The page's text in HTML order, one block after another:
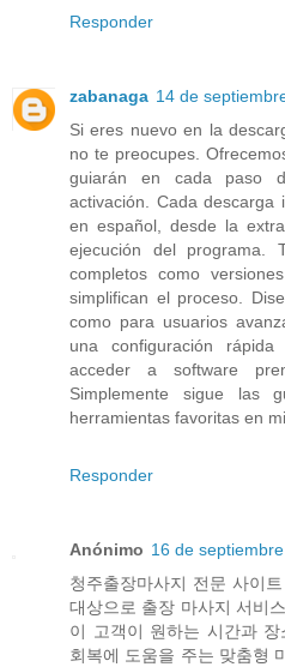
Responder
zabanaga 14 de
Si eres nuevo en la
no te preocupes.
guiarán en cada paso
activación. Cada descarga
en español, desde la
ejecución del programa.
completos como
simplifican el proceso.
como para usuarios
una configuración
acceder a software
Simplemente sigue las
herramientas favoritas en
Responder
Anónimo 16 de
청주출장마사지 전문 사이
대상으로 출장 마사지 서비
이 고객이 원하는 시간과
회복에 도움을 주는 맞춤형